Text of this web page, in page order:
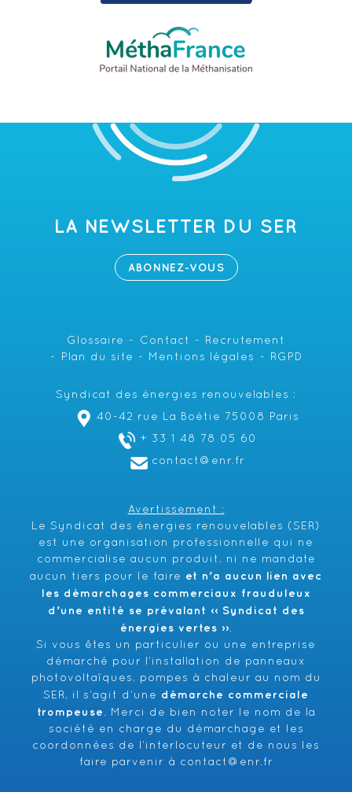
LA NEWSLETTER DU SER
ABONNEZ-VOUS
Glossaire Contact
Recrutement
Plan du site
Mentions légales RGPD
Syndicat des énergies renouvelables :
40-42 rue La Boétie 75008 Paris
+ 33 1 48 78 05 60
contact@enr.fr
Avertissement :
Le Syndicat des énergies renouvelables (SER)
est une organisation professionnelle qui ne
commercialise aucun produit, ni ne mandate
aucun tiers pour le faire et n’a aucun lien avec
les démarchages commerciaux frauduleux
d’une entité se prévalant ‹‹ Syndicat des
énergies vertes ››.
Si vous êtes un particulier ou une entreprise
démarché pour l’installation de panneaux
photovoltaïques, pompes à chaleur au nom du
SER, il s’agit d’une démarche commerciale
trompeuse . Merci de bien noter le nom de la
société en charge du démarchage et les
coordonnées de l’interlocuteur et de nous les
faire parvenir à
contact@enr.fr